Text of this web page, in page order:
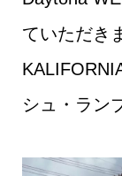
ていただき
シュ・ラン